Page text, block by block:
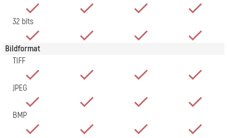
32 bits
Bildformat
TIFF
JPEG
BMP